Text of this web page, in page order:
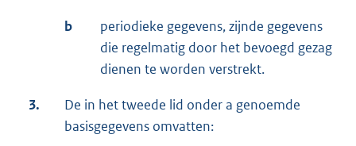
b
periodieke gegevens, zijnde gegevens
die regelmatig door het bevoegd gezag
dienen te worden verstrekt.
3.
De in het tweede lid onder a genoemde
basisgegevens omvatten: